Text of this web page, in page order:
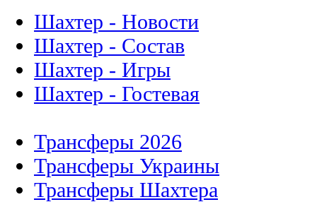
Шахтер - Новости
Шахтер - Состав
Шахтер - Игры
Шахтер - Гостевая
Трансферы 2026
Трансферы Украины
Трансферы Шахтера